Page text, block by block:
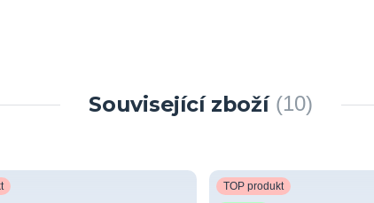
Související zboží 10
TOP produkt